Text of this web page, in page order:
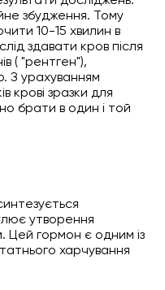
збудження. Тому
10-15 хвилин в
здавати кров після
( "рентген"),
З урахуванням
крові зразки для
брати в один і той
утворення
Цей гормон є одним із
харчування